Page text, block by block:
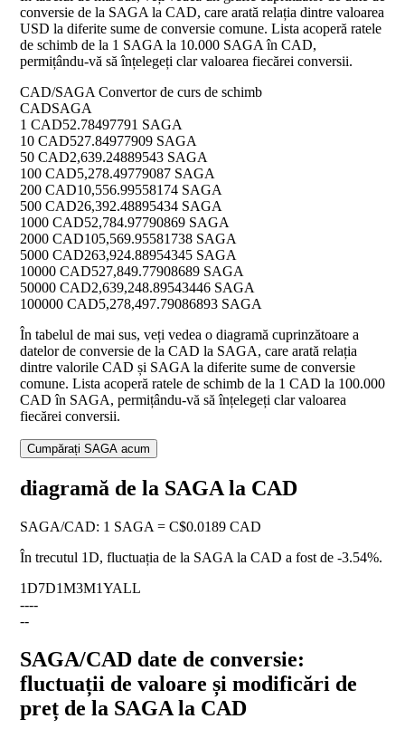
conversie de la SAGA la CAD, care arată relația dintre valoarea
USD la diferite sume de conversie comune. Lista acoperă ratele
de schimb de la 1 SAGA la 10.000 SAGA în CAD,
permițându-vă să înțelegeți clar valoarea fiecărei conversii.
CAD/SAGA Convertor de curs de schimb
CADSAGA
1 CAD52.78497791 SAGA
10 CAD527.84977909 SAGA
50 CAD2,639.24889543 SAGA
100 CAD5,278.49779087 SAGA
200 CAD10,556.99558174 SAGA
500 CAD26,392.48895434 SAGA
1000 CAD52,784.97790869 SAGA
2000 CAD105,569.95581738 SAGA
5000 CAD263,924.88954345 SAGA
10000 CAD527,849.77908689 SAGA
50000 CAD2,639,248.89543446 SAGA
100000 CAD5,278,497.79086893 SAGA
În tabelul de mai sus, veți vedea o diagramă cuprinzătoare a
datelor de conversie de la CAD la SAGA, care arată relația
dintre valorile CAD și SAGA la diferite sume de conversie
comune. Lista acoperă ratele de schimb de la 1 CAD la 100.000
CAD în SAGA, permițându-vă să înțelegeți clar valoarea
fiecărei conversii.
Cumpărați SAGA acum
diagramă de la SAGA la CAD
SAGA/CAD: 1 SAGA = C$0.0189 CAD
În trecutul 1D, fluctuația de la SAGA la CAD a fost de -3.54%.
1D7D1M3M1YALL
----
--
SAGA/CAD date de conversie:
fluctuații de valoare și modificări de
preț de la SAGA la CAD